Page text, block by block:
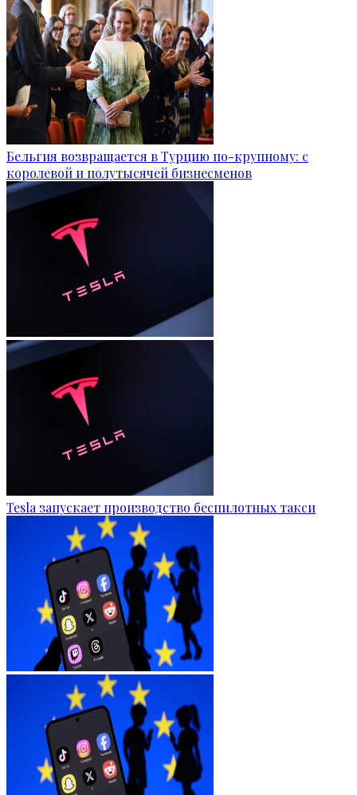
Бельгия возвращается в Турцию по-крупному: с
королевой и полутысячей бизнесменов
Tesla запускает производство беспилотных такси